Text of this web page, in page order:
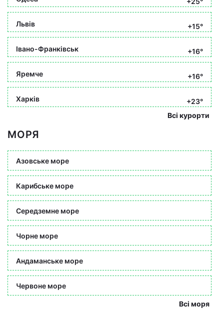
Львів +15°
Івано-Франківськ +16°
Яремче +16°
Харків
+23°
Всі курорти
МОРЯ
Азовське море
Карибське море
Середземне море
Чорне море
Андаманське море
Червоне море
Всі моря